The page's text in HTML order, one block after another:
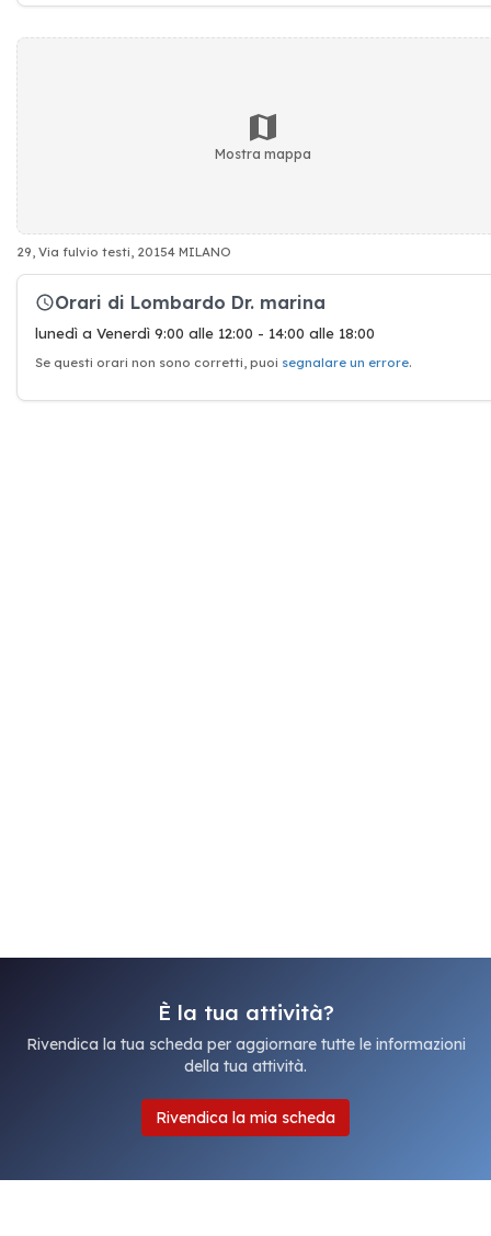
Mostra mappa
29, Via fulvio testi, 20154 MILANO
Orari di Lombardo Dr. marina
lunedì a Venerdì 9:00 alle 12:00 - 14:00 alle 18:00
Se questi orari non sono corretti, puoi segnalare un errore.
È la tua attività?
Rivendica la tua scheda per aggiornare tutte le informazioni
della tua attività.
Rivendica la mia scheda